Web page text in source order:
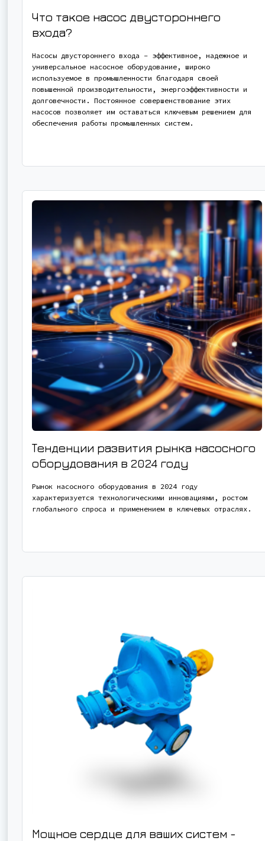
Что такое насос двустороннего
входа?
Насосы двустороннего входа - эффективное, надежное и
универсальное насосное оборудование, широко
используемое в промышленности благодаря своей
повышенной производительности, энергоэффективности и
долговечности. Постоянное совершенствование этих
насосов позволяет им оставаться ключевым решением для
обеспечения работы промышленных систем.
Тенденции развития рынка насосного
оборудования в 2024 году
Рынок насосного оборудования в 2024 году
характеризуется технологическими инновациями, ростом
глобального спроса и применением в ключевых отраслях.
Мощное сердце для ваших систем -